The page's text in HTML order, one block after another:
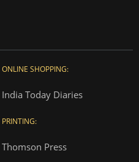
ONLINE SHOPPING:
India Today Diaries
PRINTING:
Thomson Press